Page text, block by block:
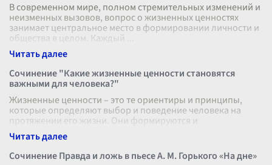
В современном мире, полном стремительных изменений и
неизменных вызовов, вопрос о жизненных ценностях
занимает центральное место в формировании личности и
общества в целом. Каждый
Сочинение "Какие жизненные ценности становятся
важными для человека?"
Жизненные ценности – это те ориентиры и принципы,
которые определяют выбор и поведение человека на
протяжении его жизни. Они формируются и
трансформируются под влиянием различных ф
Сочинение Правда и ложь в пьесе А. М. Горького «На дне»